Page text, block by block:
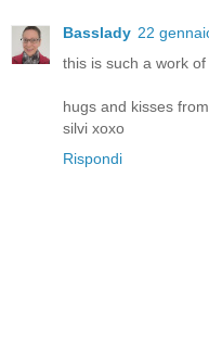
Basslady 22
this is such a work
hugs and kisses
silvi xoxo
Rispondi